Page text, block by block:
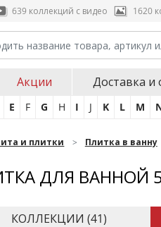
639 коллекций с видео 1620
Акции Доставка и
E F G H I J K L M
и плитки Плитка в ванну
ДЛЯ ВАННОЙ
КОЛЛЕКЦИИ (41)